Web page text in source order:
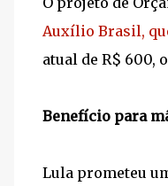
Auxílio Brasil,
atual de R$ 600,
Benefício para
Lula prometeu